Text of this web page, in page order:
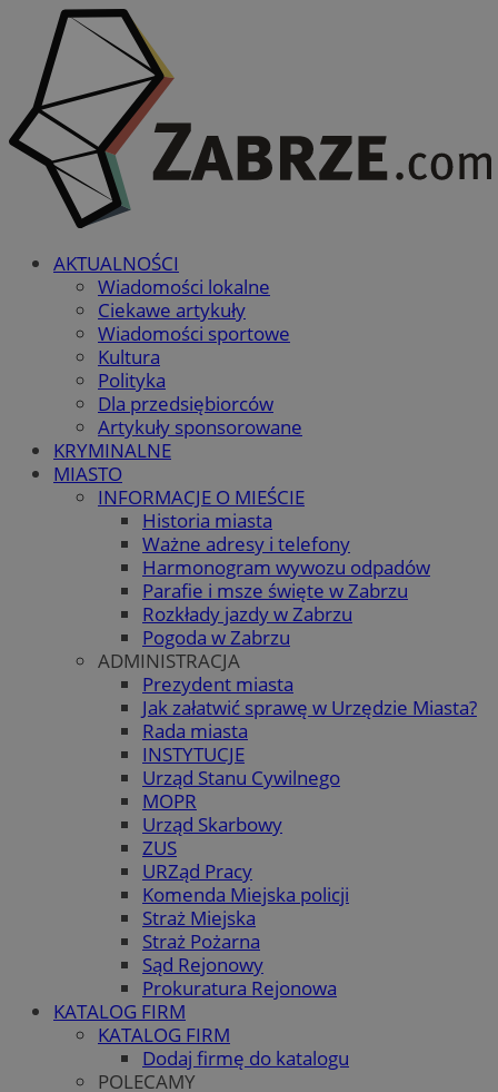
AKTUALNOŚCI
Wiadomości lokalne
Ciekawe artykuły
Wiadomości sportowe
Kultura
Polityka
Dla przedsiębiorców
Artykuły sponsorowane
KRYMINALNE
MIASTO
INFORMACJE O MIEŚCIE
Historia miasta
Ważne adresy i telefony
Harmonogram wywozu odpadów
Parafie i msze święte w Zabrzu
Rozkłady jazdy w Zabrzu
Pogoda w Zabrzu
ADMINISTRACJA
Prezydent miasta
Jak załatwić sprawę w Urzędzie Miasta?
Rada miasta
INSTYTUCJE
Urząd Stanu Cywilnego
MOPR
Urząd Skarbowy
ZUS
URZąd Pracy
Komenda Miejska policji
Straż Miejska
Straż Pożarna
Sąd Rejonowy
Prokuratura Rejonowa
KATALOG FIRM
KATALOG FIRM
Dodaj firmę do katalogu
POLECAMY